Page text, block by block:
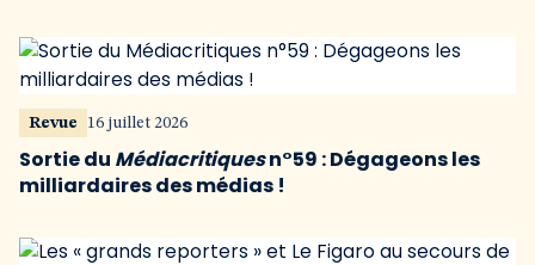
Revue 16 juillet 2026
Sortie du Médiacritiquesn°59 : Dégageons les
milliardaires des médias !